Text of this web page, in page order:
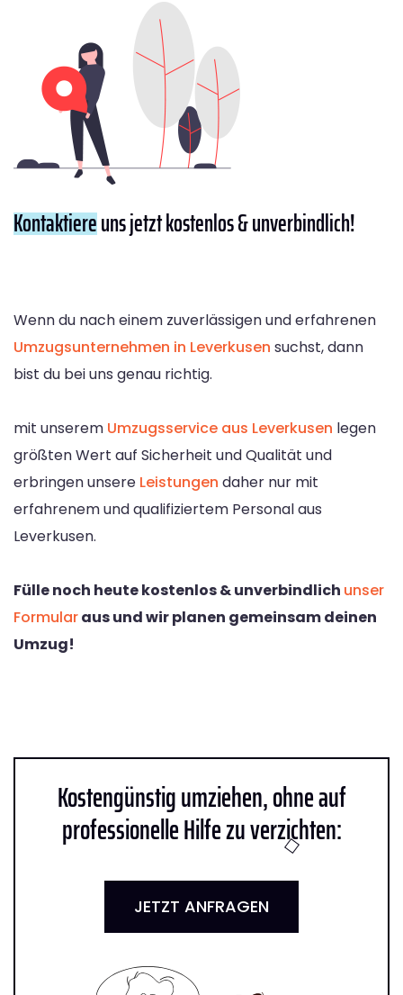
Kontaktiereuns jetzt kostenlos & unverbindlich!
Wenn du nach einem zuverlässigen und erfahrenen
Umzugsunternehmen in Leverkusen suchst, dann
bist du bei uns genau richtig.
mit unserem Umzugsservice aus Leverkusen legen
größten Wert auf Sicherheit und Qualität und
erbringen unsere Leistungen daher nur mit
erfahrenem und qualifiziertem Personal aus
Leverkusen.
Fülle noch heute kostenlos & unverbindlich unser
Formularaus und wir planen gemeinsam deinen
Umzug!
Kostengünstig umziehen, ohne auf
professionelle Hilfe zu verzichten:
JETZT ANFRAGEN